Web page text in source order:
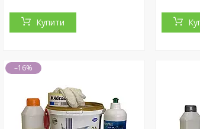
Купити
–16%